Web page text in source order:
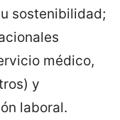
sostenibilidad;
médico,
y
laboral.